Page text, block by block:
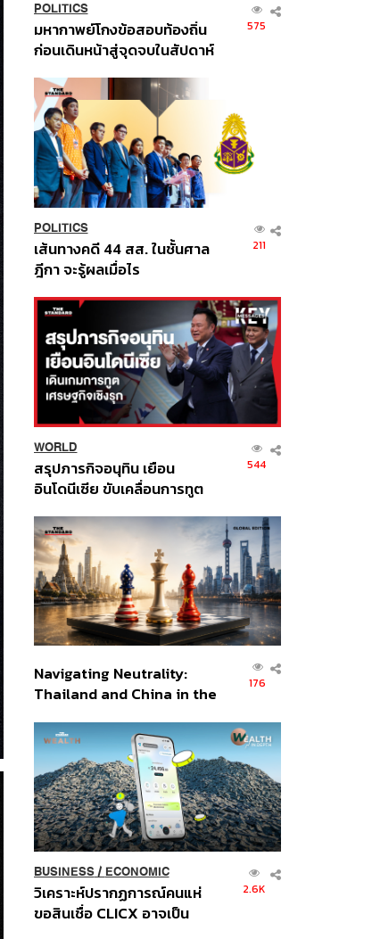
POLITICS
มหากาพย์โกงข้อสอบท้องถิ่น
ก่อนเดินหน้าสู่จุดจบในสัปดาห์
575
POLITICS
เส้นทางคดี 44 สส. ในชั้นศาล
ฎีกา จะรู้ผลเมื่อไร
211
WORLD
สรุปภารกิจอนุทิน เยือน
อินโดนีเซีย ขับเคลื่อนการทูต
ส่วนยุทธศาสตร์ไทย –
อินโดนีเซีย
544
Navigating Neutrality:
Thailand and China in the
Order
176
BUSINESS/ ECONOMIC
วิเคราะห์ปรากฏการณ์คนแห่
ขอสินเชื่อ CLICX อาจเป็น
2.6K